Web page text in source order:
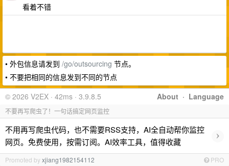
看着不错
• 外包信息请发到 /go/outsourcing 节点。
• 不要把相同的信息发到不同的节点
About · Language
© 2026 V2EX · 42ms · 3.9.8.5
不要再写爬虫了！一句话搞定网页监控
不用再写爬虫代码，也不需要RSS支持，AI全自动帮你监控
网页。免费使用，按需订阅。AI效率工具，值得收藏
›
Promoted byxjiang1982154112 PRO